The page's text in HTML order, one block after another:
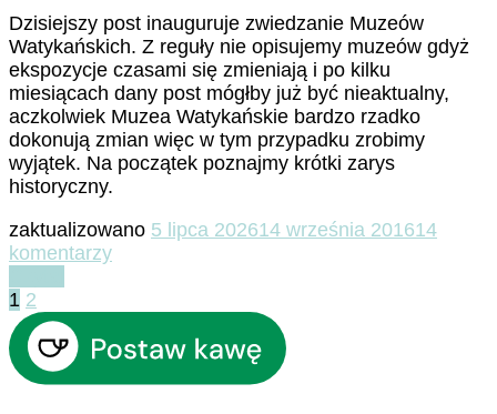
Dzisiejszy post inauguruje zwiedzanie Muzeów
Watykańskich. Z reguły nie opisujemy muzeów gdyż
ekspozycje czasami się zmieniają i po kilku
miesiącach dany post mógłby już być nieaktualny,
aczkolwiek Muzea Watykańskie bardzo rzadko
dokonują zmian więc w tym przypadku zrobimy
wyjątek. Na początek poznajmy krótki zarys
historyczny.
zaktualizowano 5 lipca 202614 września 201614
komentarzydo
wstęp
Stronicowanie
wpisów
Strona
1 Strona
2